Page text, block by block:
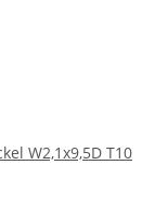
W2,1x9,5D T10